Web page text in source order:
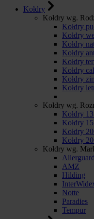
Kołdry
Kołdry wg.
Kołdry
Kołdry
Kołdry
Kołdry
Kołdry
Kołdry
Kołdry
Kołdry
Kołdry wg.
Kołdry
Kołdry
Kołdry
Kołdry
Kołdry wg.
Allerguard
AMZ
Hilding
Notte
Paradies
Tempur